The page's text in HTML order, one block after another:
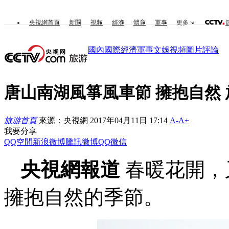
央視網首頁 新聞 視頻 經濟 體育 軍事 更多
國內國際經濟軍事文娛視頻圖片評論
唐山南湖風箏風車節 擁抱自然
旅游首頁 來源：央視網 2017年04月11日 17:14 A-A+
我要分享
QQ空間新浪微博騰訊微博QQ微信
央視網報道 春暖花開
擁抱自然的季節。